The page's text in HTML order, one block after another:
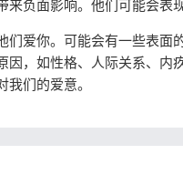
负面影响。他们可能会表
爱你。可能会有一些表面
，如性格、人际关系、内
们的爱意。